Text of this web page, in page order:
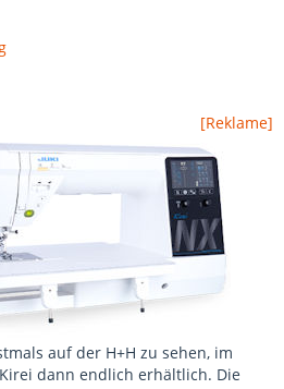
[Reklame]
auf der H+H zu sehen, im
dann endlich erhältlich. Die